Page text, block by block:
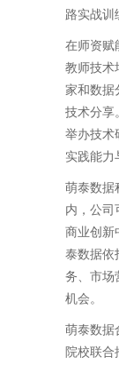
路实战训
在师资赋
教师技术
家和数据
技术分享
举办技术
实践能力
萌泰数据
内，公司
商业创新
泰数据依
务、市场
机会。
萌泰数据
院校联